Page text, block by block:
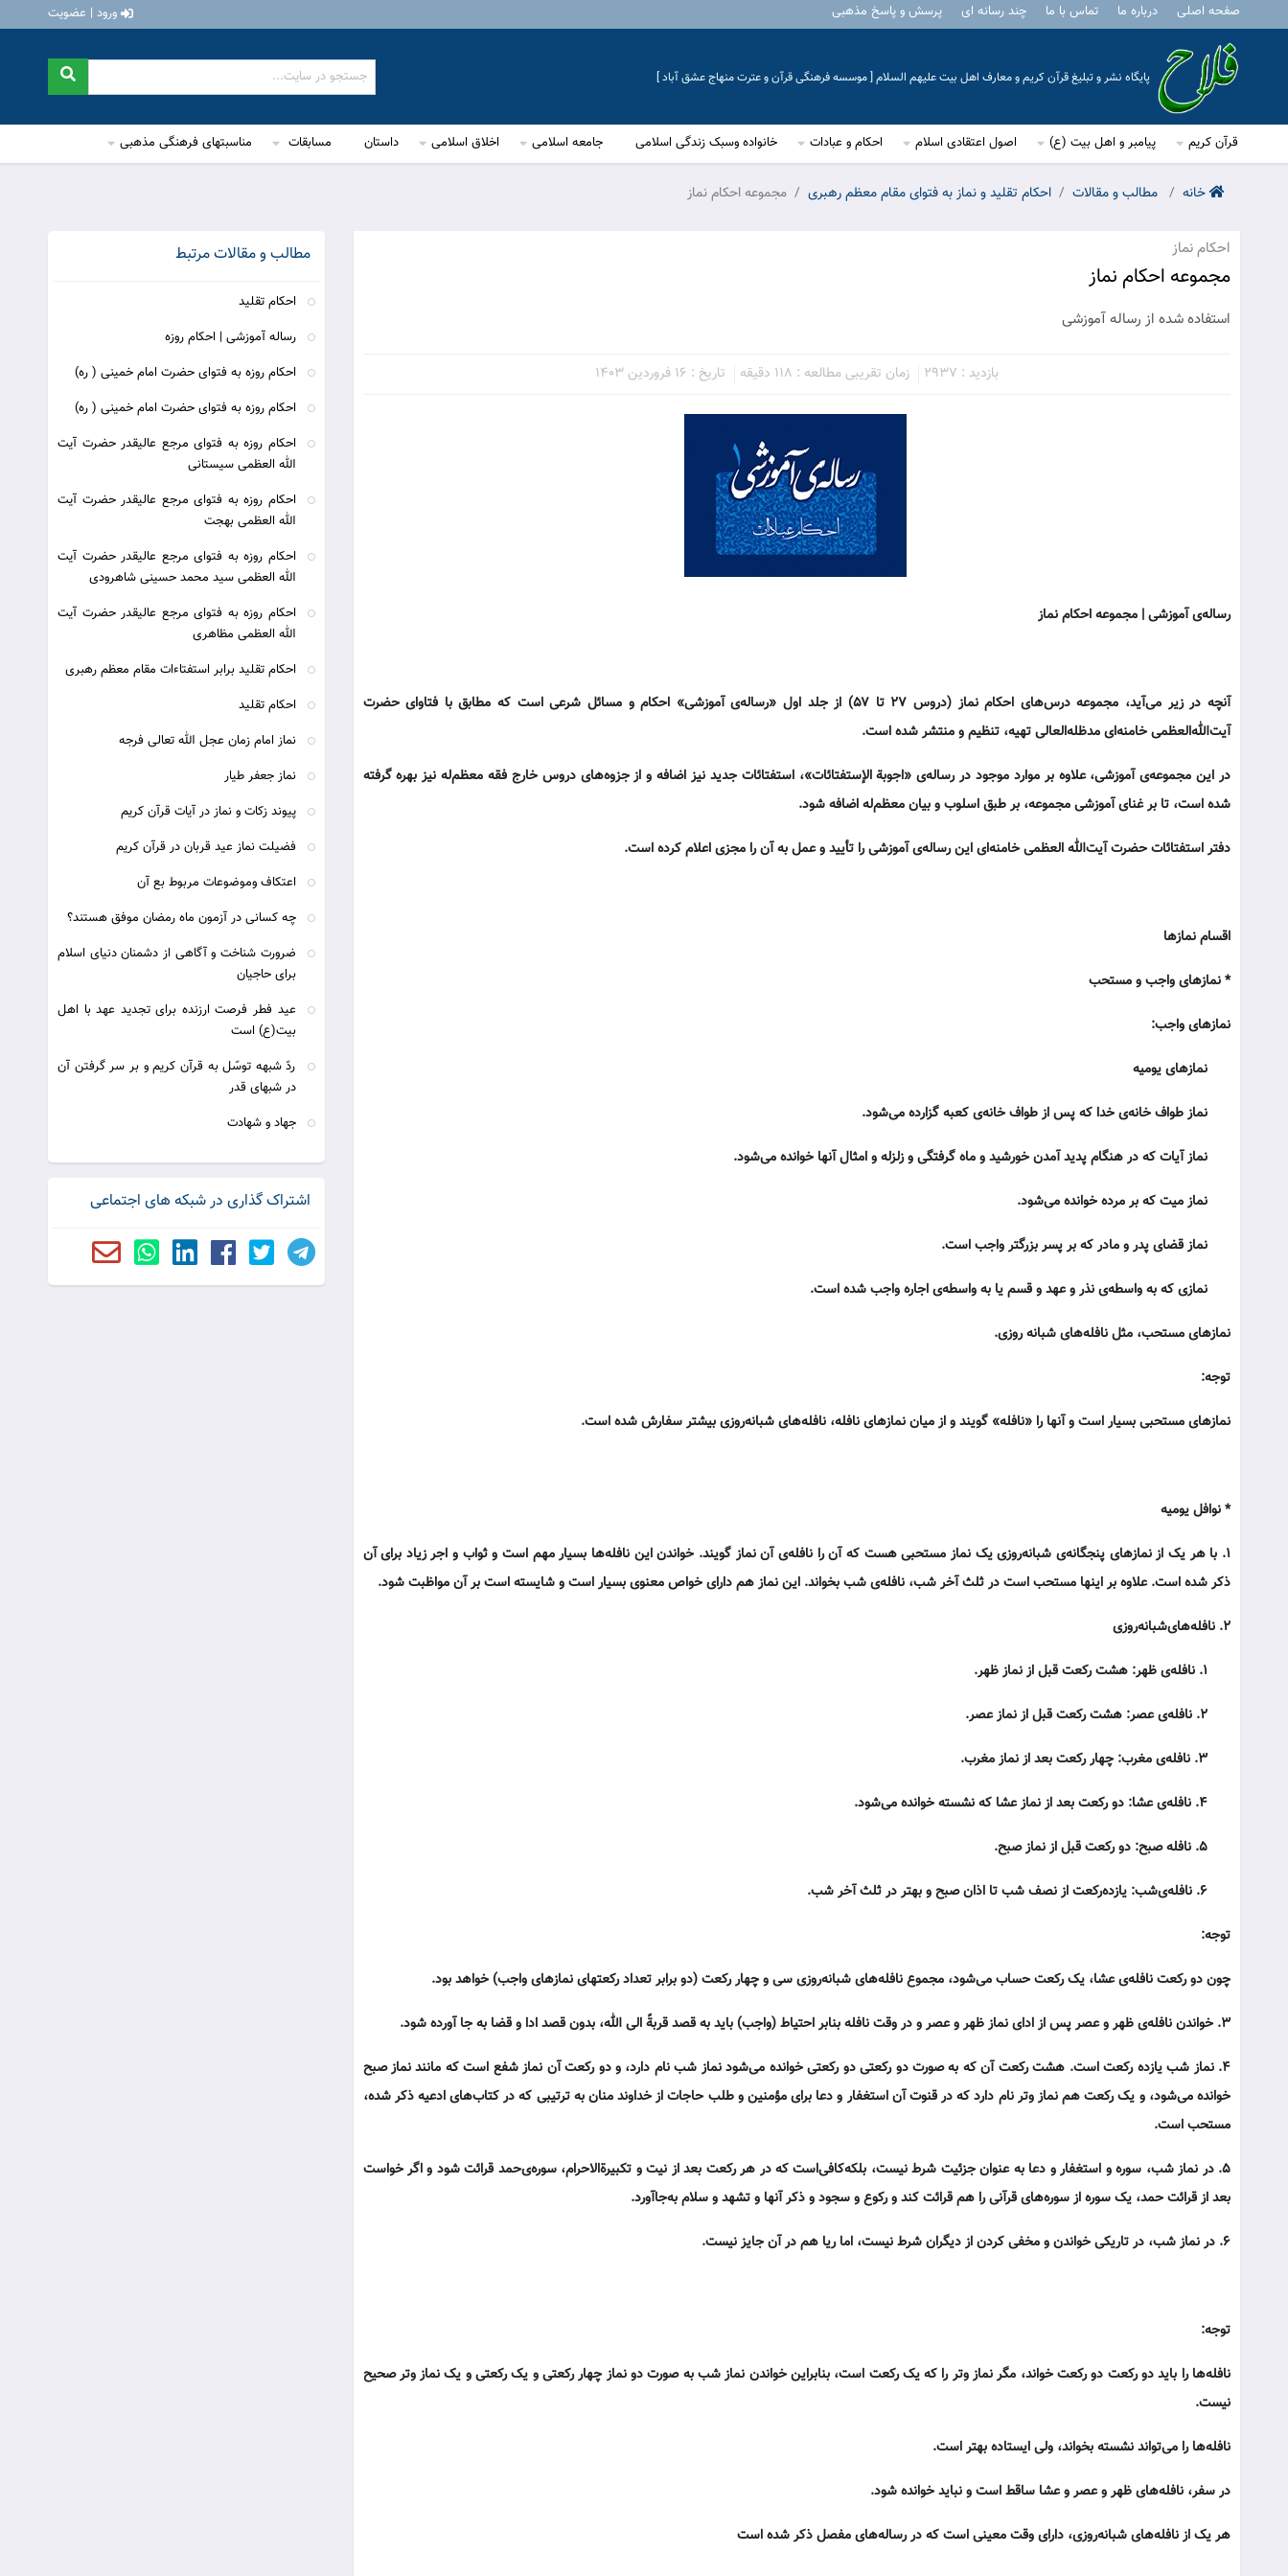
صفحه اصلی درباره ما تماس با ما چند رسانه ای پرسش و پاسخ مذهبی ورود | عضویت
پایگاه نشر و تبلیغ قرآن کریم و معارف اهل بیت علیهم السلام [ موسسه فرهنگی قرآن و عترت منهاج عشق آباد ]
قرآن کریم پیامبر و اهل بیت (ع) اصول اعتقادی اسلام احکام و عبادات خانواده وسبک زندگی اسلامی جامعه اسلامی اخلاق اسلامی داستان مسابقات مناسبتهای فرهنگی مذهبی
خانه مطالب و مقالات احکام تقلید و نماز به فتوای مقام معظم رهبری مجموعه احکام نماز
احکام نماز
مجموعه احکام نماز
استفاده شده از رساله آموزشی
بازدید : 2937 زمان تقریبی مطالعه : 118 دقیقه تاریخ : 16 فروردین 1403
رساله‌ی آموزشی | مجموعه احکام نماز
آنچه در زیر می‌آید، مجموعه درس‌های احکام نماز (دروس ۲۷ تا ۵۷) از جلد اول «رساله‌ی آموزشی» احکام و مسائل شرعی است که مطابق با فتاوای حضرت
آیت‌الله‌العظمی خامنه‌ای مدظله‌العالی تهیه، تنظیم و منتشر شده است.
در این مجموعه‌ی آموزشی، علاوه بر موارد موجود در رساله‌ی «اجوبة الإستفتائات»، استفتائات جدید نیز اضافه و از جزوه‌های دروس خارج فقه معظم‌له نیز بهره گرفته
شده است، تا بر غنای آموزشی مجموعه،‌ بر طبق اسلوب و بیان معظم‌له اضافه شود.
دفتر استفتائات حضرت آیت‌الله العظمی خامنه‌ای این رساله‌ی آموزشی را تأیید و عمل به آن را مجزی اعلام کرده است.
اقسام نمازها
* نمازهای واجب و مستحب
نمازهای واجب:
نمازهای یومیه
نماز طواف خانه‌ی خدا که پس از طواف خانه‌ی کعبه گزارده می‌شود.
نماز آیات که در هنگام پدید آمدن خورشید و ماه گرفتگی و زلزله و امثال آنها خوانده می‌شود.
نماز میت که بر مرده خوانده می‌شود.
نماز قضای پدر و مادر که بر پسر بزرگتر واجب است.
نمازی که به واسطه‌ی نذر و عهد و قسم یا به واسطه‌ی اجاره واجب شده است.
نمازهای مستحب، مثل نافله‌های شبانه روزی.
توجه:
نماز‌های مستحبی بسیار است و آنها را «نافله» گویند و از میان نمازهای نافله، نافله‌های شبانه‌روزی بیشتر سفارش شده است.
* نوافل یومیه
۱. با هر یک از نمازهای پنجگانه‌ی شبانه‌روزی یک نماز مستحبی هست که آن را نافله‌ی آن نماز گویند. خواندن این نافله‌ها بسیار مهم است و ثواب و اجر زیاد برای آن
ذکر شده است. علاوه بر اینها مستحب است در ثلث آخر شب، نافله‌ی شب بخواند. این نماز هم دارای خواص معنوی بسیار است و شایسته است بر آن مواظبت شود.
۲. نافله‌های‌شبانه‌روزی
توجه:
چون دو رکعت نافله‌ی عشا، یک رکعت حساب می‌شود، مجموع نافله‌های شبانه‌روزی سی و چهار رکعت (دو برابر تعداد رکعتهای نمازهای واجب) خواهد بود.
۳. خواندن نافله‌ی ظهر و عصر پس از ادای نماز ظهر و عصر و در وقت نافله بنابر احتیاط (واجب) باید به قصد قربةً الی الله، بدون قصد ادا و قضا به جا آورده شود.
۴. نماز شب یازده رکعت است. هشت رکعت آن که به صورت دو رکعتی دو رکعتی خوانده می‌شود نماز شب نام دارد، و دو رکعت آن نماز شفع است که مانند نماز صبح
خوانده می‌شود، و یک رکعت هم نماز وتر نام دارد که در قنوت آن استغفار و دعا برای مؤمنین و طلب حاجات از خداوند منان به ترتیبی که در کتاب‌های ادعیه ذکر شده،
مستحب است.
۵. در نماز شب، سوره و استغفار و دعا به عنوان جزئیت شرط نیست، بلکه‌کافی‌است که در هر رکعت بعد از نیت و تکبیرةالاحرام، سوره‌ی‌حمد قرائت شود و اگر خواست
بعد از قرائت حمد، یک سوره از سوره‌های قرآنی را هم قرائت کند و رکوع و سجود و ذکر آنها و تشهد و سلام به‌جاآورد.
۶. در نماز شب، در تاریکی خواندن و مخفی کردن از دیگران شرط نیست، اما ریا هم در آن جایز نیست.
توجه:
نافله‌ها را باید دو رکعت دو رکعت خواند، مگر نماز وتر را که یک رکعت است، بنابراین خواندن نماز شب به صورت دو نماز چهار رکعتی و یک رکعتی و یک نماز وتر صحیح
نیست.
نافله‌ها را می‌تواند نشسته بخواند، ولی ایستاده بهتر است.
در سفر، نافله‌های ظهر و عصر و عشا ساقط است و نباید خوانده شود.
هر یک از نافله‌های شبانه‌روزی، دارای وقت معینی است که در رساله‌های مفصل ذکر شده است
مطالب و مقالات مرتبط
احکام تقلید
رساله آموزشی | احکام روزه
احکام روزه به فتوای حضرت امام خمینی ( ره)
احکام روزه به فتوای حضرت امام خمینی ( ره)
احکام روزه به فتوای مرجع عالیقدر حضرت آیت
الله العظمی سیستانی
احکام روزه به فتوای مرجع عالیقدر حضرت آیت
الله العظمی بهجت
احکام روزه به فتوای مرجع عالیقدر حضرت آیت
الله العظمی سید محمد حسینی شاهرودی
احکام روزه به فتوای مرجع عالیقدر حضرت آیت
الله العظمی مظاهری
احکام تقلید برابر استفتاءات مقام معظم رهبری
احکام تقلید
نماز امام زمان عجل الله تعالی فرجه
نماز جعفر طیار
پیوند زکات و نماز در آیات قرآن کریم
فضیلت نماز عید قربان در قرآن کریم
اعتکاف وموضوعات مربوط بع آن
چه کسانی در آزمون ماه رمضان موفق هستند؟
ضرورت شناخت و آگاهی از دشمنان دنیای اسلام
برای حاجیان
عيد فطر فرصت ارزنده برای تجديد عهد با اهل
بيت(ع) است
ردّ شبهه توسّل به قرآن کریم و بر سر گرفتن آن
در شبهای قدر
جهاد و شهادت
اشتراک گذاری در شبکه های اجتماعی